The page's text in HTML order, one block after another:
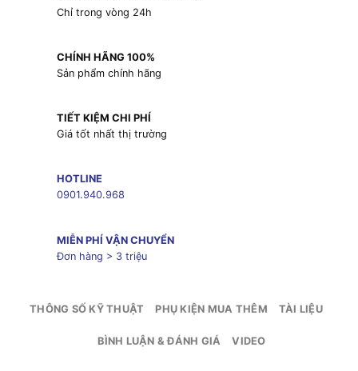
Chỉ trong vòng 24h
CHÍNH HÃNG 100%
Sản phẩm chính hãng
TIẾT KIỆM CHI PHÍ
Giá tốt nhất thị trường
HOTLINE
0901.940.968
MIỄN PHÍ VẬN CHUYỂN
Đơn hàng > 3 triệu
THÔNG SỐ KỸ THUẬT PHỤ KIỆN MUA THÊM TÀI LIỆU
BÌNH LUẬN & ĐÁNH GIÁ VIDEO